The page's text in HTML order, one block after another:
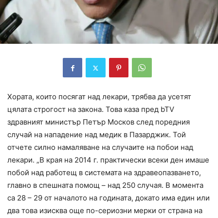
Хората, които посягат над лекари, трябва да усетят
цялата строгост на закона. Това каза пред bTV
здравният министър Петър Москов след поредния
случай на нападение над медик в Пазарджик. Той
отчете силно намаляване на случаите на побои над
лекари. „В края на 2014 г. практически всеки ден имаше
побой над работещ в системата на здравеопазването,
главно в спешната помощ – над 250 случая. В момента
са 28 – 29 от началото на годината, докато има един или
два това изисква още по-сериозни мерки от страна на